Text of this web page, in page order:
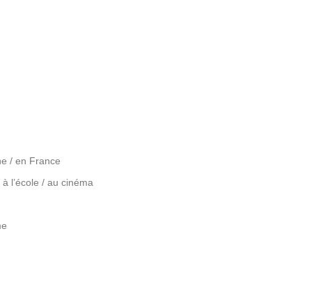
/ en France
l’école / au cinéma